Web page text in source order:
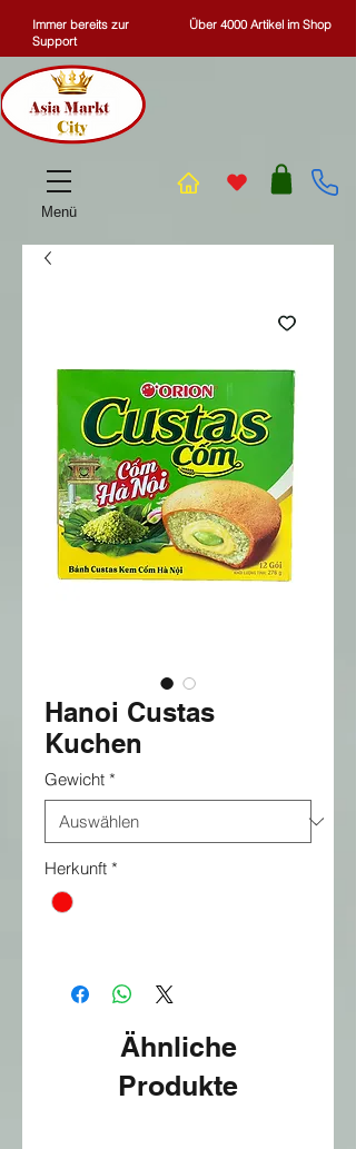
Menü
Immer bereits zur
Support
Über 4000 Artikel im Shop
Hanoi Custas
Kuchen
Gewicht *
Herkunft *
Ähnliche
Produkte